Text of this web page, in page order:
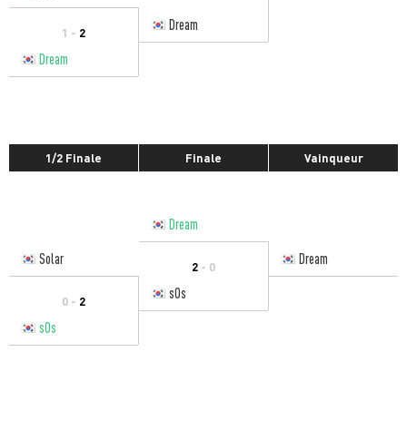
1 - 2
Dream
Dream
1/2 Finale Finale Vainqueur
Dream
Solar
2 - 0 Dream
0 - 2
sOs
sOs